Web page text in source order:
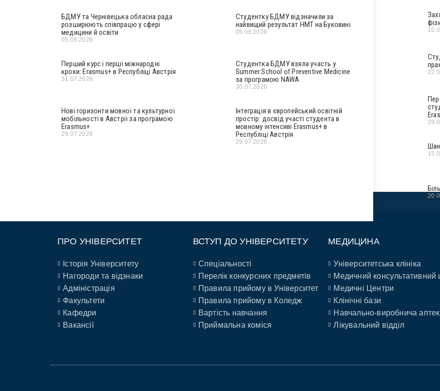
БДМУ та Чернівецька обласна рада
розширюють співпрацю у сфері
медицини й освіти
05.08.2026
Студентку БДМУ відзначили за
найвищий результат НМТ на Буковині
05.08.2026
Перший курс і перші міжнародні
кроки: Erasmus+ в Республіці Австрія
31.07.2026
Студентка БДМУ взяла участь у
Summer School of Preventive Medicine
за програмою NAWA
30.07.2026
Нові горизонти мовної та культурної
мобільності в Австрії за програмою
Erasmus+
29.07.2026
Інтеграція в європейський освітній
простір: досвід участі студента в
мовному інтенсиві Erasmus+ в
Республіці Австрія
29.07.2026
ПРО УНІВЕРСИТЕТ
Історія Університету
Нагороди та відзнаки
Адміністрація
Факультети
Кафедри
Вакансії
ВСТУП ДО УНІВЕРСИТЕТУ
Спеціальності
Перелік конкурсних предметів
Правила прийому в Університет
Правила прийому в Коледж
Вартість навчання
Приймальна коміся
МЕДИЦИНА
Університетська клініка
Медичний консультативний
Медичні Центри
Клінічні бази
Навчально-виробнича
Лікувальний відділ